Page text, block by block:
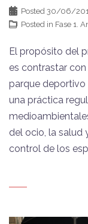
Posted 30/06/
Posted in Fase 1.
El propósito del
es contrastar
parque
una práctica
del ocio, la salud
control de los